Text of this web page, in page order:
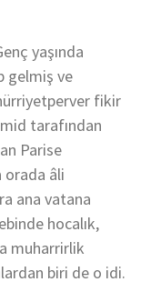
yaşında
gelmiş ve
fikir
tarafından
Parise
orada âli
ana vatana
hocalık,
muharrirlik
biri de o idi.